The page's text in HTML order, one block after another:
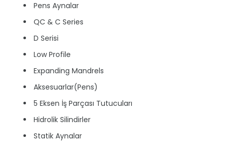
Pens Aynalar
QC & C Series
D Serisi
Low Profile
Expanding Mandrels
Aksesuarlar(Pens)
5 Eksen İş Parçası Tutucuları
Hidrolik Silindirler
Statik Aynalar